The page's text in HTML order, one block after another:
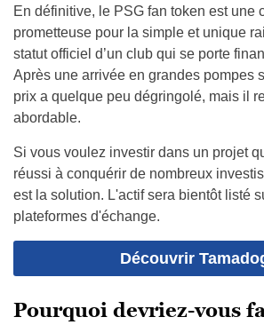
En définitive, le PSG fan token est une
prometteuse pour la simple et unique
statut officiel d’un club qui se porte
Après une arrivée en grandes pompes
prix a quelque peu dégringolé, mais il
abordable.
Si vous voulez investir dans un projet
réussi à conquérir de nombreux
est la solution. L'actif sera bientôt listé
plateformes d'échange.
Découvrir
Pourquoi devriez-vous